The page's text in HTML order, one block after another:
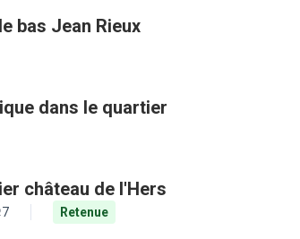
bas Jean Rieux
dans le quartier
château de l'Hers
7 Retenue